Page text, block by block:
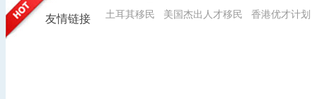
友情链接 土耳其移民 美国杰出人才移民 香港优才计划